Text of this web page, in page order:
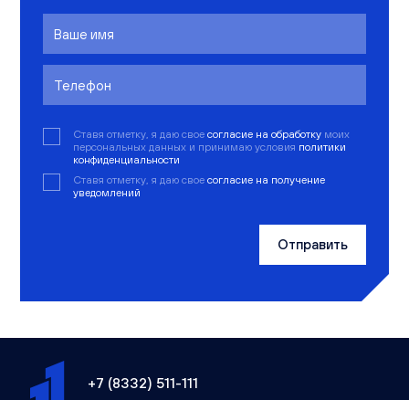
Ставя отметку, я даю свое согласие на обработку моих
персональных данных и принимаю условия политики
конфиденциальности
Ставя отметку, я даю свое согласие на получение
уведомлений
Отправить
+7 (8332) 511-111